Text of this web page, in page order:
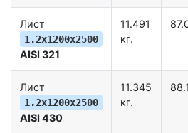
Лист
1.2х1200х2500
AISI 321
11.491
кг.
Лист
1.2х1200х2500
AISI 430
11.345
кг.